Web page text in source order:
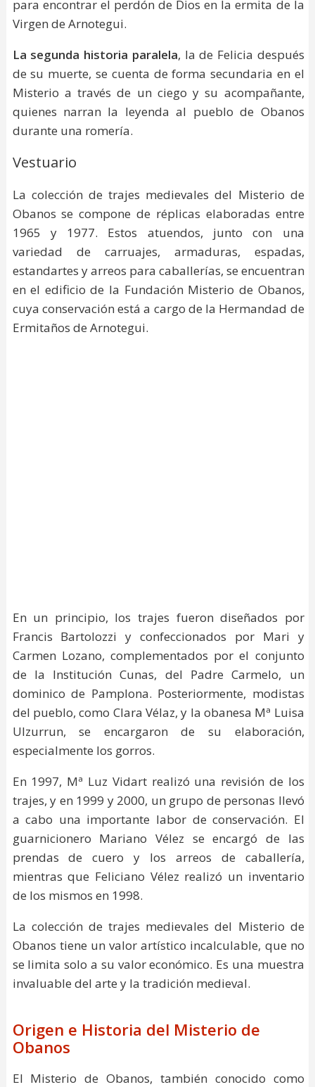
para encontrar el perdón de Dios en la ermita de la
Virgen de Arnotegui.
La segunda historia paralela, la de Felicia después
de su muerte, se cuenta de forma secundaria en el
Misterio a través de un ciego y su acompañante,
quienes narran la leyenda al pueblo de Obanos
durante una romería.
Vestuario
La colección de trajes medievales del Misterio de
Obanos se compone de réplicas elaboradas entre
1965 y 1977. Estos atuendos, junto con una
variedad de carruajes, armaduras, espadas,
estandartes y arreos para caballerías, se encuentran
en el edificio de la Fundación Misterio de Obanos,
cuya conservación está a cargo de la Hermandad de
Ermitaños de Arnotegui.
En un principio, los trajes fueron diseñados por
Francis Bartolozzi y confeccionados por Mari y
Carmen Lozano, complementados por el conjunto
de la Institución Cunas, del Padre Carmelo, un
dominico de Pamplona. Posteriormente, modistas
del pueblo, como Clara Vélaz, y la obanesa Mª Luisa
Ulzurrun, se encargaron de su elaboración,
especialmente los gorros.
En 1997, Mª Luz Vidart realizó una revisión de los
trajes, y en 1999 y 2000, un grupo de personas llevó
a cabo una importante labor de conservación. El
guarnicionero Mariano Vélez se encargó de las
prendas de cuero y los arreos de caballería,
mientras que Feliciano Vélez realizó un inventario
de los mismos en 1998.
La colección de trajes medievales del Misterio de
Obanos tiene un valor artístico incalculable, que no
se limita solo a su valor económico. Es una muestra
invaluable del arte y la tradición medieval.
Origen e Historia del Misterio de
Obanos
El Misterio de Obanos, también conocido como